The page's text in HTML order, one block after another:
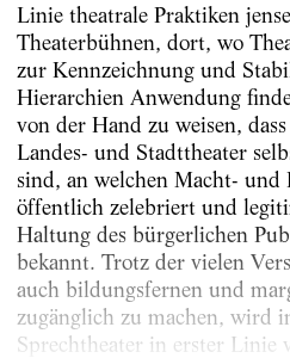
Linie theatrale Praktiken
Theaterbühnen, dort, wo
zur Kennzeichnung und
Hierarchien Anwendung
von der Hand zu weisen,
Landes- und Stadttheater
sind, an welchen Macht- und
öffentlich zelebriert und
Haltung des bürgerlichen
bekannt. Trotz der vielen
auch bildungsfernen und
zugänglich zu machen, wird
Sprechtheater in erster Linie